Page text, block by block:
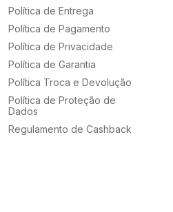
Política de Entrega
Política de Pagamento
Política de Privacidade
Política de Garantia
Política Troca e Devolução
Política de Proteção de
Dados
Regulamento de Cashback